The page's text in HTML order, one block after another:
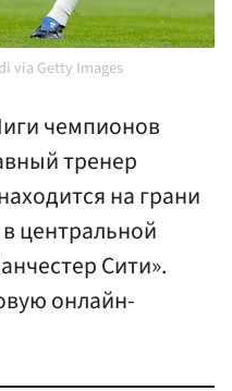
via Getty Images
чемпионов
тренер
на грани
центральной
Сити».
онлайн-